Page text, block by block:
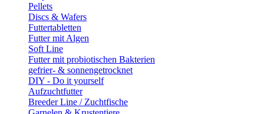
Pellets
Discs & Wafers
Futtertabletten
Futter mit Algen
Soft Line
Futter mit probiotischen Bakterien
gefrier- & sonnengetrocknet
DIY - Do it yourself
Aufzuchtfutter
Breeder Line / Zuchtfische